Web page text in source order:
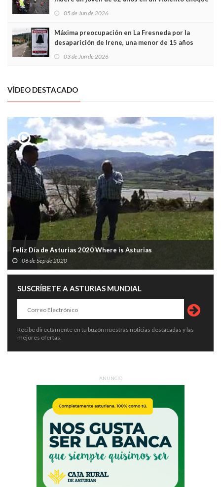
05 de Jun de 2026
Máxima preocupación en La Fresneda por la
desaparición de Irene, una menor de 15 años
03 de Jun de 2026
VÍDEO DESTACADO
Feliz Día de Asturias 2020 Where is Asturias
06 de Sep de 2020
SUSCRÍBETE A ASTURIAS MUNDIAL
Recibe directamente en tu buzón nuestras noticias destacadas y las
mejores ofertas.
ANUNCIO